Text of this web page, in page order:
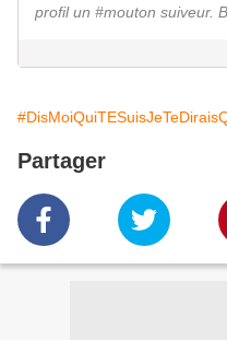
profil un #mouton suiveur.
Partager